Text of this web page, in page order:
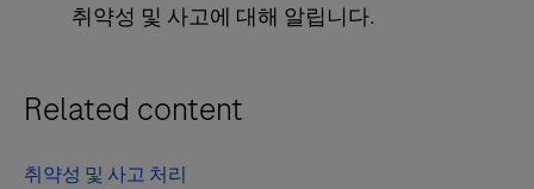
취약성 및 사고에 대해 알립니다.
Related content
취약성 및 사고 처리